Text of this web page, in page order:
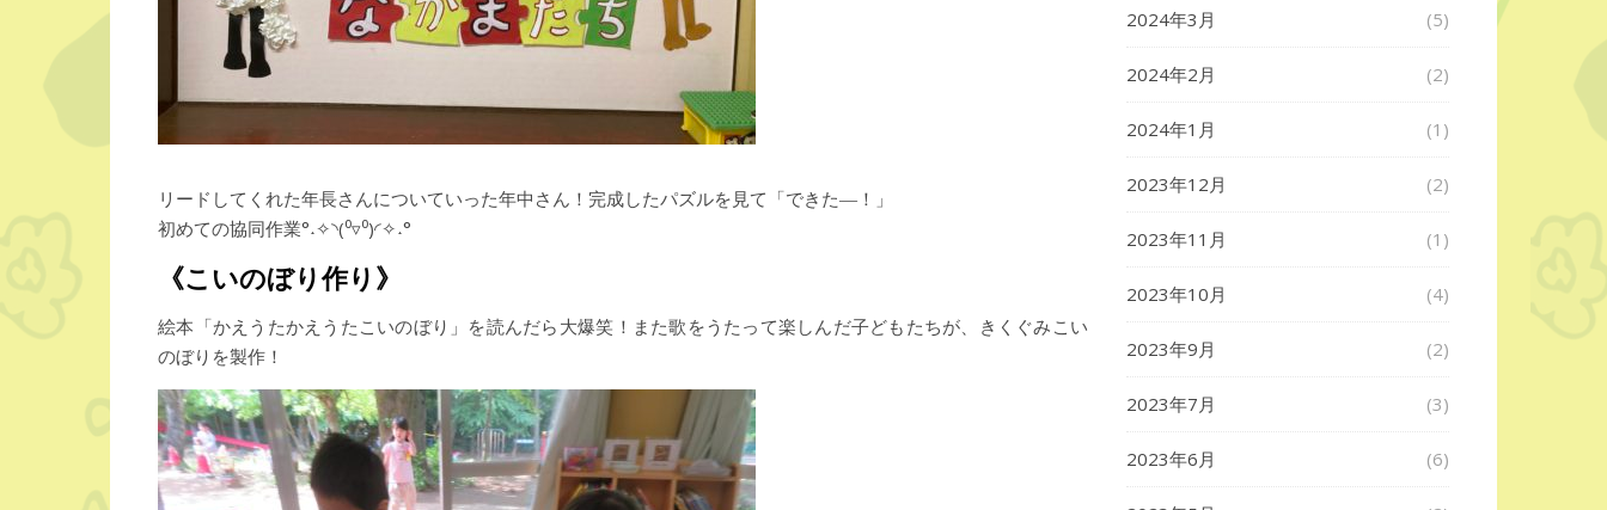
リードしてくれた年長さんについていった年中さん！完成したパズルを見て「できた―！」
初めての協同作業°˖✧◝(⁰▿⁰)◜✧˖°
《こいのぼり作り》
絵本「かえうたかえうたこいのぼり」を読んだら大爆笑！また歌をうたって楽しんだ子どもたちが、きくぐみこい
のぼりを製作！
2024年3月 (5)
2024年2月 (2)
2024年1月 (1)
2023年12月 (2)
2023年11月 (1)
2023年10月 (4)
2023年9月 (2)
2023年7月 (3)
2023年6月 (6)